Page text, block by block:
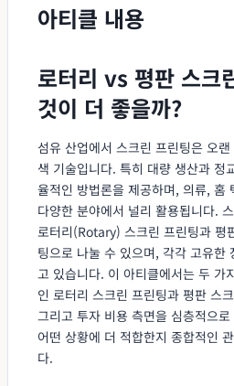
아티클 내용
로터리 vs 평판 스크
것이 더 좋을까?
섬유 산업에서 스크린 프린팅은 오
색 기술입니다. 특히 대량 생산과 정
율적인 방법론을 제공하며, 의류, 홈
다양한 분야에서 널리 활용됩니다.
로터리(Rotary) 스크린 프린팅과
팅으로 나눌 수 있으며, 각각 고유한
고 있습니다. 이 아티클에서는 두 가
인 로터리 스크린 프린팅과 평판 스
그리고 투자 비용 측면을 심층적으
어떤 상황에 더 적합한지 종합적인
다.